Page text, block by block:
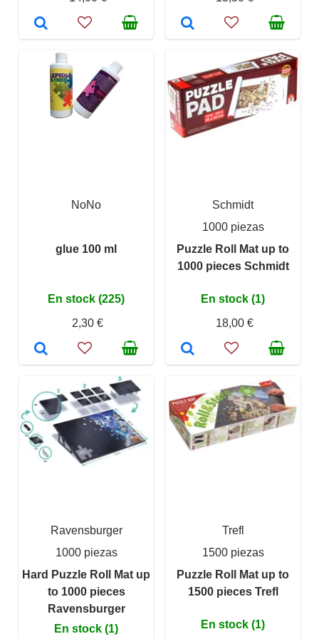
NoNo
glue 100 ml
En stock (225)
2,30 €
Schmidt
1000 piezas
Puzzle Roll Mat up to
1000 pieces Schmidt
En stock (1)
18,00 €
Ravensburger
1000 piezas
Hard Puzzle Roll Mat up
to 1000 pieces
Ravensburger
En stock (1)
Trefl
1500 piezas
Puzzle Roll Mat up to
1500 pieces Trefl
En stock (1)